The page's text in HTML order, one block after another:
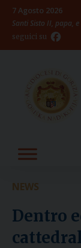
Skip
content
7 Agosto 2026
Santi Sisto II, papa,
seguici su
NEWS
Dentro